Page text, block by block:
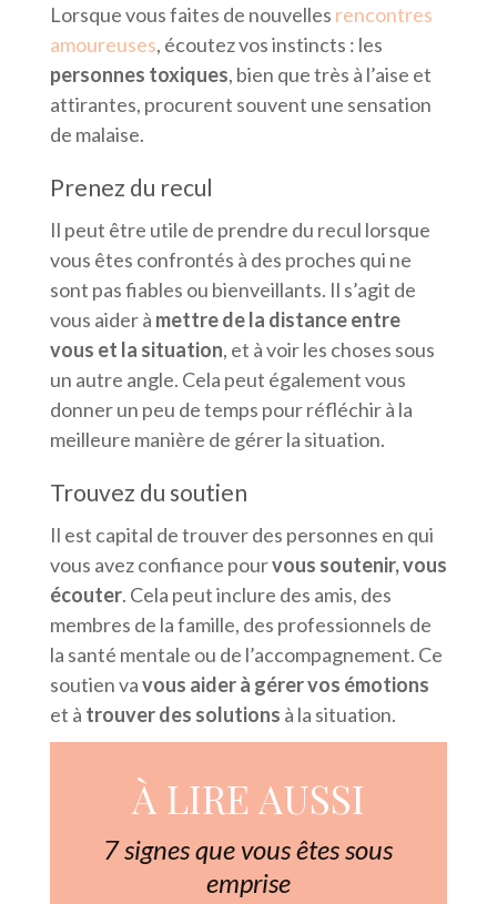
Lorsque vous faites de nouvelles rencontres
amoureuses, écoutez vos instincts : les
personnes toxiques, bien que très à l’aise et
attirantes, procurent souvent une sensation
de malaise.
Prenez du recul
Il peut être utile de prendre du recul lorsque
vous êtes confrontés à des proches qui ne
sont pas fiables ou bienveillants. Il s’agit de
vous aider à mettre de la distance entre
vous et la situation, et à voir les choses sous
un autre angle. Cela peut également vous
donner un peu de temps pour réfléchir à la
meilleure manière de gérer la situation.
Trouvez du soutien
Il est capital de trouver des personnes en qui
vous avez confiance pourvous soutenir, vous
écouter. Cela peut inclure des amis, des
membres de la famille, des professionnels de
la santé mentale ou de l’accompagnement. Ce
soutien vavous aider à gérer vos émotions
et à trouver des solutions à la situation.
À LIRE AUSSI
7 signes que vous êtes sous
emprise